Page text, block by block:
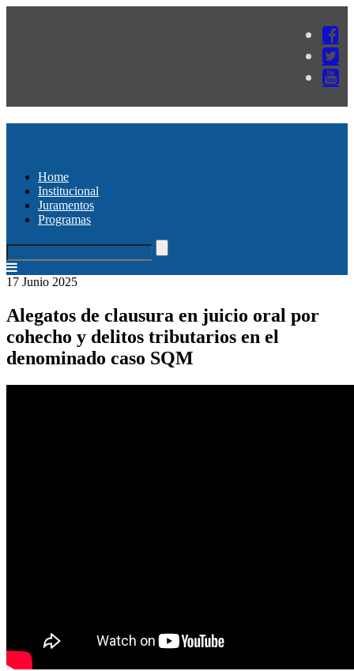
Home
Institucional
Juramentos
Programas
17 Junio 2025
Alegatos de clausura en juicio oral por
cohecho y delitos tributarios en el
denominado caso SQM